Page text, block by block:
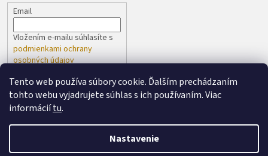
Tento web používa súbory cookie. Ďalším prechádzaním
tohto webu vyjadrujete súhlas s ich používaním. Viac
informáciítu.
Nastavenie
Email
Vložením e-mailu súhlasíte s
podmienkami ochrany
osobných údajov
PRIHLÁSIŤ SA
Vytvoril Shoptetspoločne s